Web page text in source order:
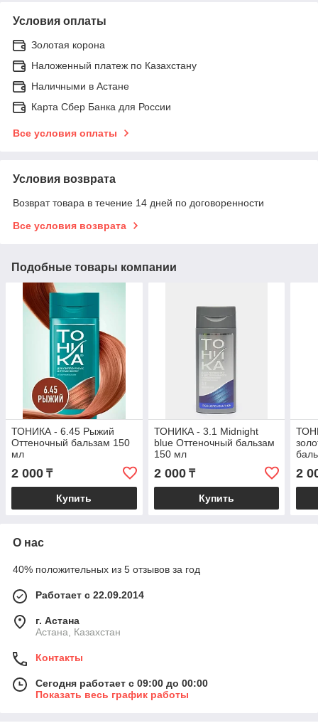
Условия оплаты
Золотая корона
Наложенный платеж по Казахстану
Наличными в Астане
Карта Сбер Банка для России
Все условия оплаты
Условия возврата
Возврат товара в течение 14 дней по договоренности
Все условия возврата
Подобные товары компании
ТОНИКА - 6.45 Рыжий
Оттеночный бальзам 150
мл
2 000 ₸
Купить
ТОНИКА - 3.1 Midnight
blue Оттеночный бальзам
150 мл
2 000₸
Купить
2
О нас
40% положительных из 5 отзывов за год
Работает с 22.09.2014
г. Астана
Астана, Казахстан
Контакты
Сегодня работает с 09:00 до 00:00
Показать весь график работы